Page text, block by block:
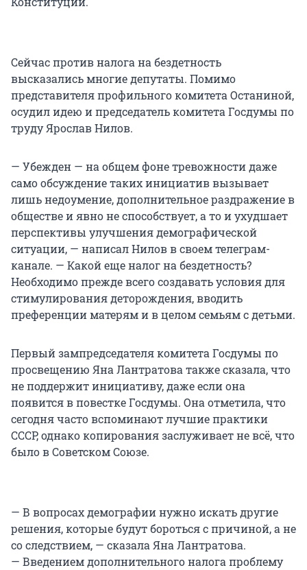
Сейчас против налога на бездетность
высказались многие депутаты. Помимо
представителя профильного комитета Останиной,
осудил идею и председатель комитета Госдумы по
труду Ярослав Нилов.
— Убежден — на общем фоне тревожности даже
само обсуждение таких инициатив вызывает
лишь недоумение, дополнительное раздражение в
обществе и явно не способствует, а то и ухудшает
перспективы улучшения демографической
ситуации, — написал Нилов в своем телеграм-
канале. — Какой еще налог на бездетность?
Необходимо прежде всего создавать условия для
стимулирования деторождения, вводить
преференции матерям и в целом семьям с детьми.
Первый зампредседателя комитета Госдумы по
просвещению Яна Лантратова также сказала, что
не поддержит инициативу, даже если она
появится в повестке Госдумы. Она отметила, что
сегодня часто вспоминают лучшие практики
СССР, однако копирования заслуживает не всё, что
было в Советском Союзе.
— В вопросах демографии нужно искать другие
решения, которые будут бороться с причиной, а не
со следствием, — сказала Яна Лантратова.
— Введением дополнительного налога проблему